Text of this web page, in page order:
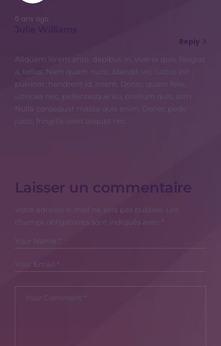
6 ans ago
Reply
Aliquam lorem ante, dapibus in, viverra quis, feugiat
a, tellus. Nam quam nunc, blandit vel, luctus elit
pulvinar, hendrerit id, lorem. Donec quam felis,
ultricies nec, pellentesque eu, pretium quis, sem.
Nulla consequat massa quis enim. Donec pede
justo, fringilla velet aliquet nec.
Laisser un commentaire
Votre adresse e-mail ne sera pas publiée. Les
champs obligatoires sont indiqués avec *